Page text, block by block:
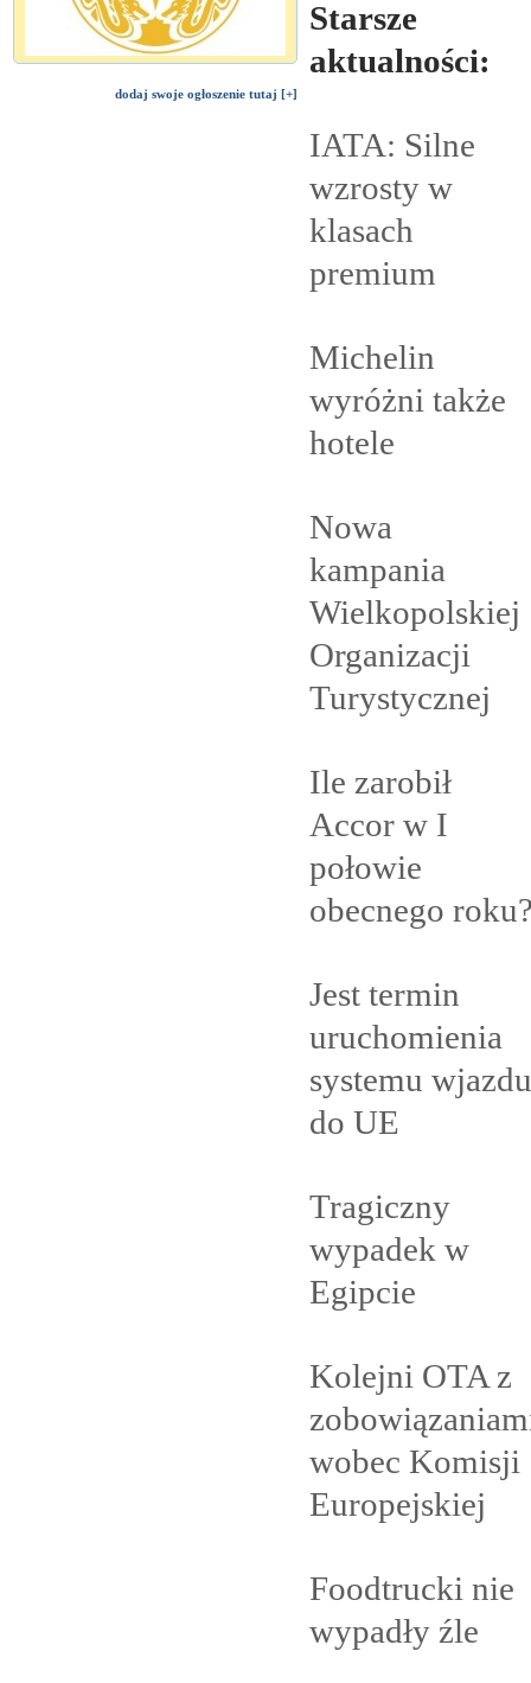
dodaj swoje ogłoszenie tutaj [+]
Starsze
aktualności:
IATA: Silne
wzrosty w
klasach
premium
Michelin
wyróżni także
hotele
Nowa
kampania
Wielkopolskiej
Organizacji
Turystycznej
Ile zarobił
Accor w I
połowie
obecnego
Jest termin
uruchomienia
systemu wjazdu
do UE
Tragiczny
wypadek w
Egipcie
Kolejni OTA z
wobec Komisji
Europejskiej
Foodtrucki nie
wypadły źle